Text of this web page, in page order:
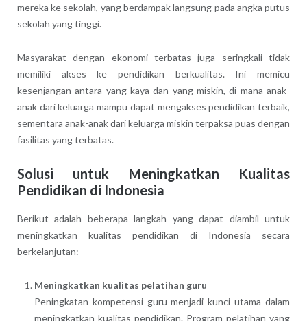
mereka ke sekolah, yang berdampak langsung pada angka putus
sekolah yang tinggi.
Masyarakat dengan ekonomi terbatas juga seringkali tidak
memiliki akses ke pendidikan berkualitas. Ini memicu
kesenjangan antara yang kaya dan yang miskin, di mana anak-
anak dari keluarga mampu dapat mengakses pendidikan terbaik,
sementara anak-anak dari keluarga miskin terpaksa puas dengan
fasilitas yang terbatas.
Solusi untuk Meningkatkan Kualitas
Pendidikan di Indonesia
Berikut adalah beberapa langkah yang dapat diambil untuk
meningkatkan kualitas pendidikan di Indonesia secara
berkelanjutan:
Meningkatkan kualitas pelatihan guru
Peningkatan kompetensi guru menjadi kunci utama dalam
meningkatkan kualitas pendidikan. Program pelatihan yang